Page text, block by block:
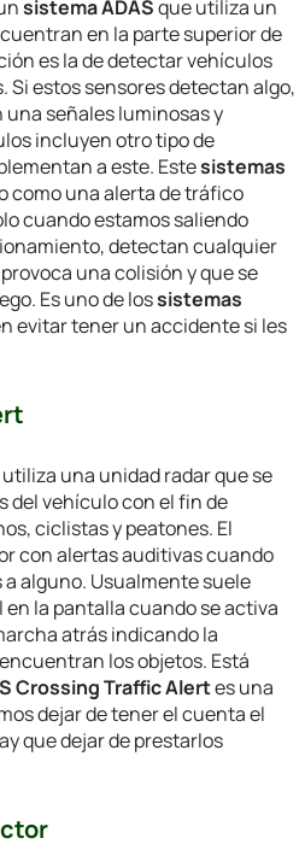
sistema ADASque utiliza un
en la parte superior de
es la de detectar vehículos
Si estos sensores detectan algo,
señales luminosas y
incluyen otro tipo de
a este. Estesistemas
como una alerta de tráfico
cuando estamos saliendo
detectan cualquier
una colisión y que se
Es uno de lossistemas
evitar tener un accidente si les
utiliza una unidad radar que se
del vehículo con el fin de
ciclistas y peatones. El
con alertas auditivas cuando
alguno. Usualmente suele
la pantalla cuando se activa
atrás indicando la
los objetos. Está
Crossing Traffic Alertes una
dejar de tener el cuenta el
que dejar de prestarlos